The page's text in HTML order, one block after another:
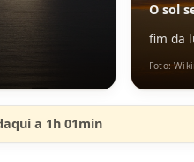
O sol
fim da
Foto:
a 1h 01min